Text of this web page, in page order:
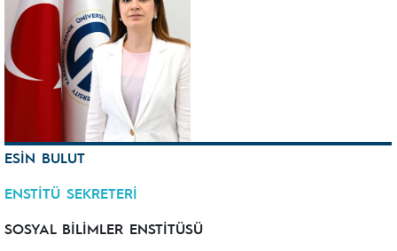
ESİN BULUT
ENSTİTÜ SEKRETERİ
SOSYAL BİLİMLER ENSTİTÜSÜ